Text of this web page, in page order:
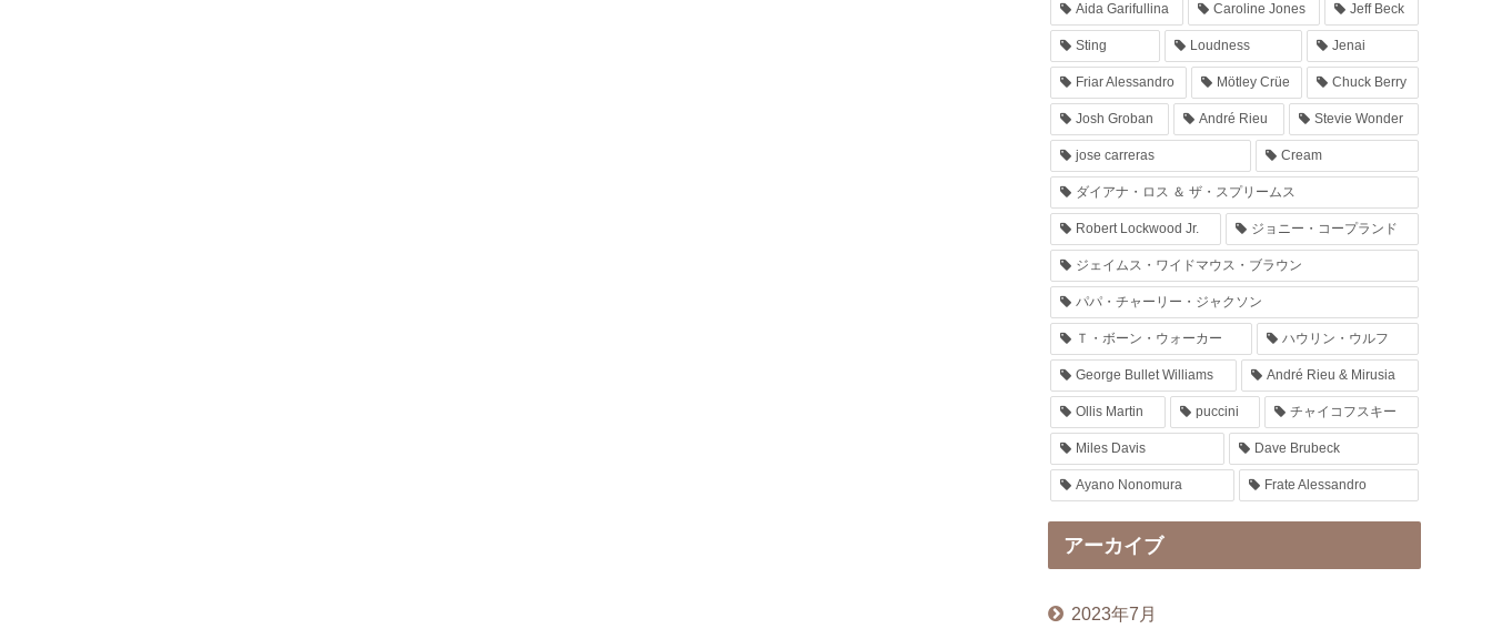
Aida Garifullina Caroline Jones Jeff Beck
Sting Loudness Jenai
Friar Alessandro Mötley Crüe Chuck Berry
Josh Groban André Rieu Stevie Wonder
jose carreras Cream
ダイアナ・ロス ＆ ザ・スプリームス
Robert Lockwood Jr. ジョニー・コープランド
ジェイムス・ワイドマウス・ブラウン
パパ・チャーリー・ジャクソン
Ｔ・ボーン・ウォーカー ハウリン・ウルフ
George Bullet Williams André Rieu & Mirusia
Ollis Martin puccini チャイコフスキー
Miles Davis Dave Brubeck
Ayano Nonomura Frate Alessandro
アーカイブ
2023年7月